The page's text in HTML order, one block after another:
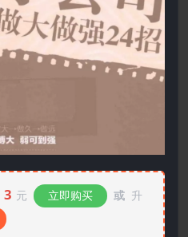
3 元 立即购买 或 升